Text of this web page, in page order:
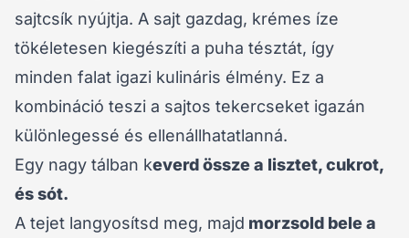
sajtcsík nyújtja. A sajt gazdag, krémes íze
tökéletesen kiegészíti a puha tésztát, így
minden falat igazi kulináris élmény. Ez a
kombináció teszi a sajtos tekercseket igazán
különlegessé és ellenállhatatlanná.
Egy nagy tálban keverd össze a lisztet, cukrot,
és sót.
A tejet langyosítsd meg, majd morzsold bele a